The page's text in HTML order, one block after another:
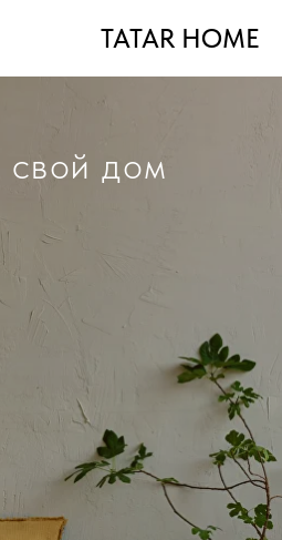
TATAR HOME
свой дом